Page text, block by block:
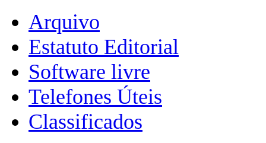
Arquivo
Estatuto Editorial
Software livre
Telefones Úteis
Classificados